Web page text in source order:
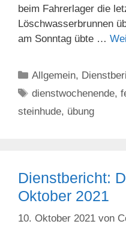
beim Fahrerlager die
Löschwasserbrunnen
am Sonntag übte …
Kategorien
Allgemein,
Schlagwörter
dienstwochenende,
steinhude, übung
Dienstbericht:
Oktober 2021
10. Oktober 2021 von